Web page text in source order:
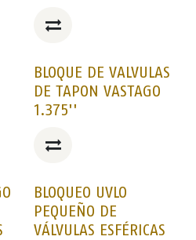
BLOQUE DE VALVULAS
DE TAPON VASTAGO
1.375''
BLOQUEO UVLO
PEQUEÑO DE
VÁLVULAS ESFÉRICAS